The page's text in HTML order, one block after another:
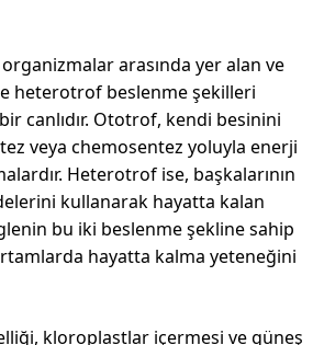
arasında yer alan ve
heterotrof beslenme şekilleri
canlıdır. Ototrof, kendi besinini
veya chemosentez yoluyla enerji
Heterotrof ise, başkalarının
kullanarak hayatta kalan
bu iki beslenme şekline sahip
hayatta kalma yeteneğini
kloroplastlar içermesi ve güneş